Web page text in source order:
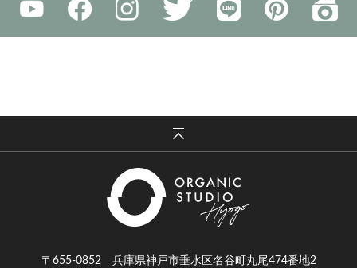
〒655-0852 兵庫県神戸市垂水区名谷町丸尾474番地2